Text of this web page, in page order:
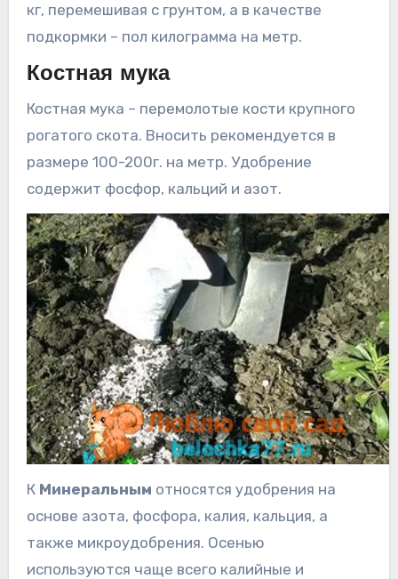
кг, перемешивая с грунтом, а в качестве
подкормки – пол килограмма на метр.
Костная мука
Костная мука – перемолотые кости крупного
рогатого скота. Вносить рекомендуется в
размере 100-200г. на метр. Удобрение
содержит фосфор, кальций и азот.
К Минеральным относятся удобрения на
основе азота, фосфора, калия, кальция, а
также микроудобрения. Осенью
используются чаще всего калийные и